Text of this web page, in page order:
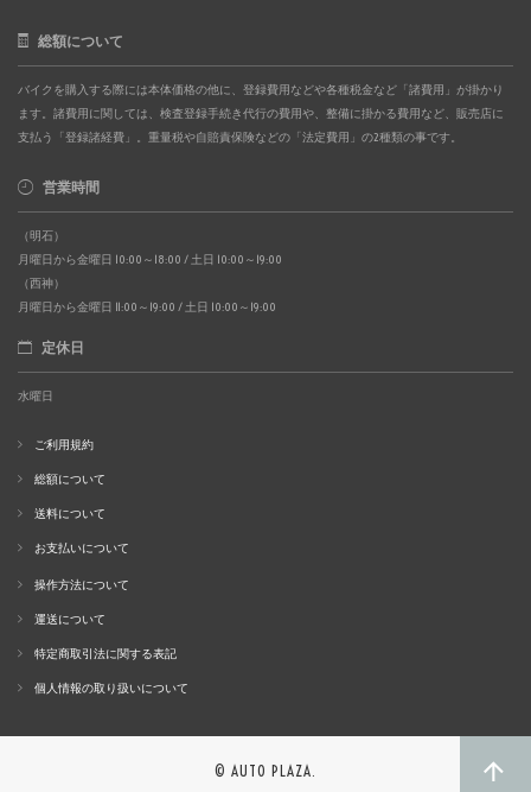
総額について
バイクを購入する際には本体価格の他に、登録費用などや各種税金など「諸費用」が掛かり
ます。諸費用に関しては、検査登録手続き代行の費用や、整備に掛かる費用など、販売店に
支払う「登録諸経費」。重量税や自賠責保険などの「法定費用」の2種類の事です。
営業時間
（明石）
月曜日から金曜日 10:00～18:00 / 土日 10:00～19:00
（西神）
月曜日から金曜日 11:00～19:00 / 土日 10:00～19:00
定休日
水曜日
ご利用規約
総額について
送料について
お支払いについて
操作方法について
運送について
特定商取引法に関する表記
個人情報の取り扱いについて
© AUTO PLAZA.